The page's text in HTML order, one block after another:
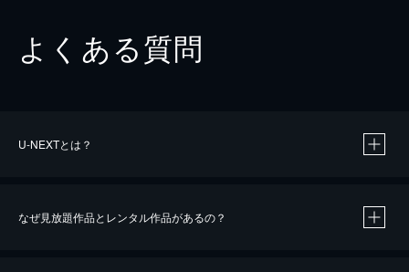
よくある質問
U-NEXTとは？
なぜ見放題作品とレンタル作品があるの？